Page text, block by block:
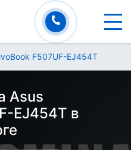
F507UF-EJ454T
Asus
EJ454T в